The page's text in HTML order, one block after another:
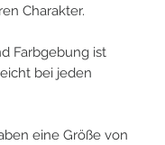
Charakter.
Farbgebung ist
bei jeden
eine Größe von